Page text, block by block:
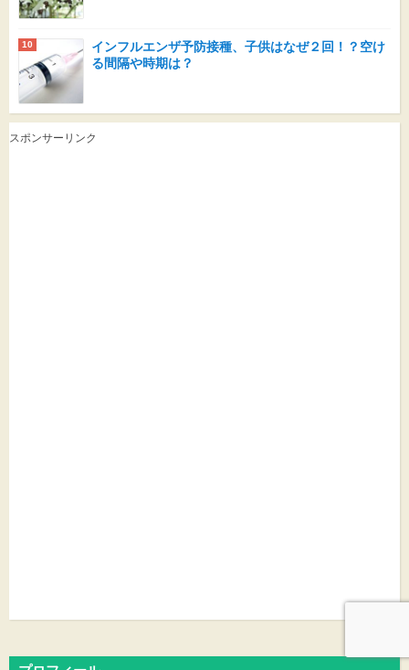
インフルエンザ予防接種、子供はなぜ２回！？空け
る間隔や時期は？
スポンサーリンク